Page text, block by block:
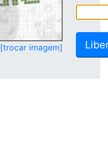
[trocar imagem]